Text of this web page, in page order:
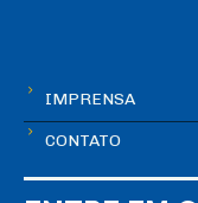
IMPRENSA
CONTATO